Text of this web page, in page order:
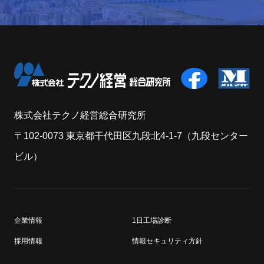
株式会社テクノ経営総合研究所
〒102-0073 東京都干代田区九段北4-1-7（九段センター
ビル）
企業情報 1日工場診断
採用情報 情報セキュリティ方針